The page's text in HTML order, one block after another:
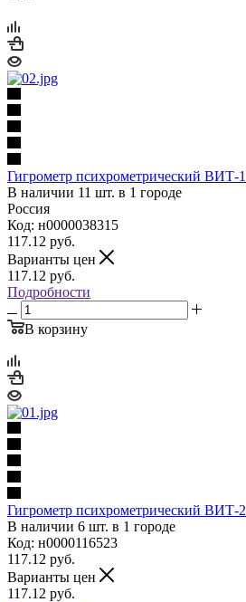
Гигрометр психрометрический ВИТ-1
В наличии 11 шт. в 1 городе
Россия
Код: н0000038315
117.12 руб.
Варианты цен
117.12 руб.
Подробности
В корзину
Гигрометр психрометрический ВИТ-2
В наличии 6 шт. в 1 городе
Код: н0000116523
117.12 руб.
Варианты цен
117.12 руб.